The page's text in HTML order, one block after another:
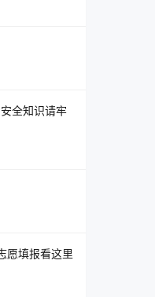
全知识请牢
愿填报看这里